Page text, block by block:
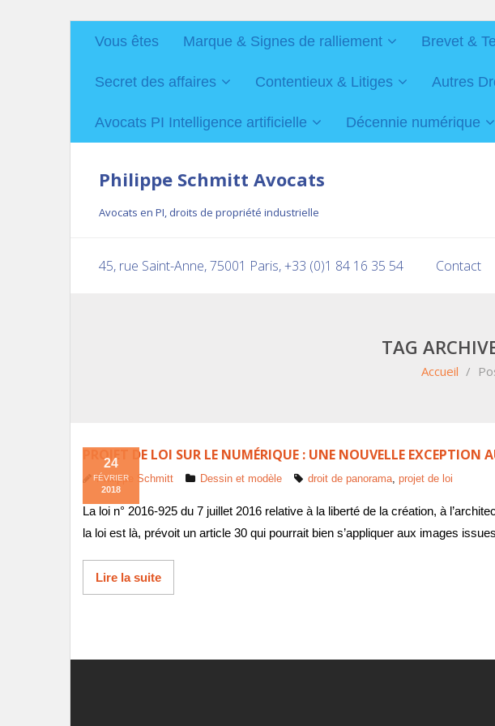
Vous êtes Marque & Signes de ralliement Brevet &
Secret des affaires Contentieux & Litiges Autres
Avocats PI Intelligence artificielle Décennie numérique
Philippe Schmitt Avocats
Avocats en PI, droits de propriété industrielle
45, rue Saint-Anne, 75001 Paris, +33 (0)1 84 16 35 54 Contact
TAG
Accueil /
PROJET DE LOI SUR LE NUMÉRIQUE : UNE NOUVELLE
24
FÉVRIER
2018
Philippe Schmitt Dessin et modèle droit de panorama, projet de loi
La loi n° 2016-925 du 7 juillet 2016 relative à la liberté de la création, à
la loi est là, prévoit un article 30 qui pourrait bien s’appliquer aux images
Lire la suite